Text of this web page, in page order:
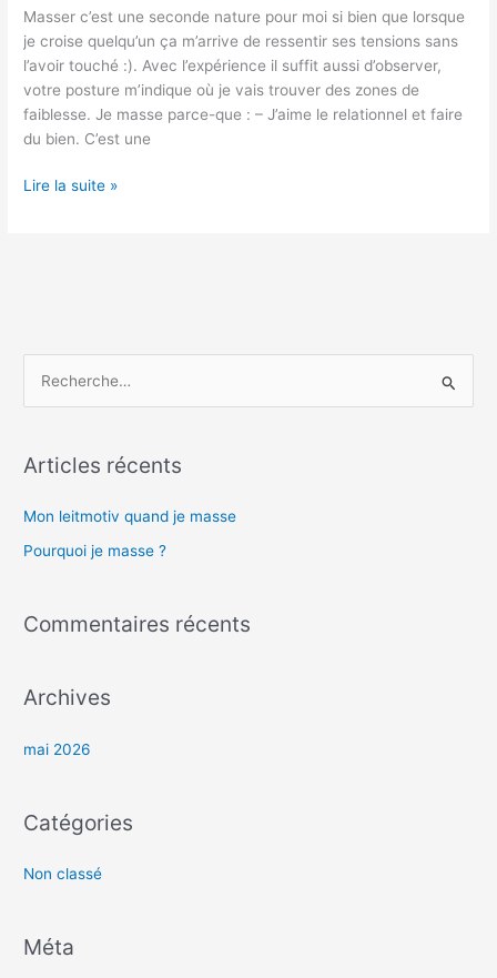
Masser c’est une seconde nature pour moi si bien que lorsque
je croise quelqu’un ça m’arrive de ressentir ses tensions sans
l’avoir touché :). Avec l’expérience il suffit aussi d’observer,
votre posture m’indique où je vais trouver des zones de
faiblesse. Je masse parce-que : – J’aime le relationnel et faire
du bien. C’est une
?
Lire la suite »
h
e
Articles récents
Mon leitmotiv quand je masse​
Pourquoi je masse ?
Commentaires récents
Archives
mai 2026
Catégories
Non classé
Méta